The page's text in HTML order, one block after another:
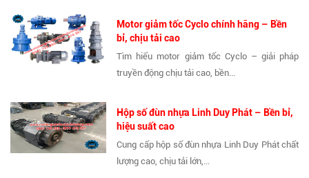
Motor giảm tốc Cyclo chính hãng – Bền
bỉ, chịu tải cao
Tìm hiểu motor giảm tốc Cyclo – giải pháp
truyền động chịu tải cao, bền...
Hộp số đùn nhựa Linh Duy Phát – Bền bỉ,
hiệu suất cao
Cung cấp hộp số đùn nhựa Linh Duy Phát chất
lượng cao, chịu tải lớn,...